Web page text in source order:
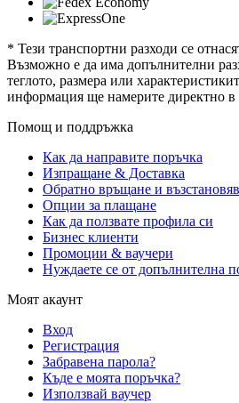
* Тези транспортни разходи се
Възможно е да има допълнителни
теглото, размера или
информация ще намерите директно в
Помощ и поддръжка
Как да направите поръчка
Изпращане & Доставка
Обратно връщане и
Опции за плащане
Как да ползвате профила си
Бизнес клиенти
Промоции & ваучери
Нуждаете се от допълнителна
Моят акаунт
Вход
Регистрация
Забравена парола?
Къде е моята поръчка?
Използвай ваучер